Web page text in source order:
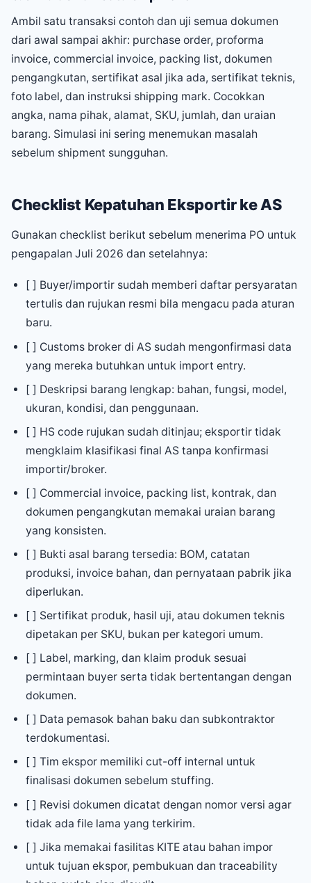
Ambil satu transaksi contoh dan uji semua dokumen
dari awal sampai akhir: purchase order, proforma
invoice, commercial invoice, packing list, dokumen
pengangkutan, sertifikat asal jika ada, sertifikat teknis,
foto label, dan instruksi shipping mark. Cocokkan
angka, nama pihak, alamat, SKU, jumlah, dan uraian
barang. Simulasi ini sering menemukan masalah
sebelum shipment sungguhan.
Checklist Kepatuhan Eksportir ke AS
Gunakan checklist berikut sebelum menerima PO untuk
pengapalan Juli 2026 dan setelahnya:
[ ] Buyer/importir sudah memberi daftar persyaratan
tertulis dan rujukan resmi bila mengacu pada aturan
baru.
[ ] Customs broker di AS sudah mengonfirmasi data
yang mereka butuhkan untuk import entry.
[ ] Deskripsi barang lengkap: bahan, fungsi, model,
ukuran, kondisi, dan penggunaan.
[ ] HS code rujukan sudah ditinjau; eksportir tidak
mengklaim klasifikasi final AS tanpa konfirmasi
importir/broker.
[ ] Commercial invoice, packing list, kontrak, dan
dokumen pengangkutan memakai uraian barang
yang konsisten.
[ ] Bukti asal barang tersedia: BOM, catatan
produksi, invoice bahan, dan pernyataan pabrik jika
diperlukan.
[ ] Sertifikat produk, hasil uji, atau dokumen teknis
dipetakan per SKU, bukan per kategori umum.
[ ] Label, marking, dan klaim produk sesuai
permintaan buyer serta tidak bertentangan dengan
dokumen.
[ ] Data pemasok bahan baku dan subkontraktor
terdokumentasi.
[ ] Tim ekspor memiliki cut-off internal untuk
finalisasi dokumen sebelum stuffing.
[ ] Revisi dokumen dicatat dengan nomor versi agar
tidak ada file lama yang terkirim.
[ ] Jika memakai fasilitas KITE atau bahan impor
untuk tujuan ekspor, pembukuan dan traceability